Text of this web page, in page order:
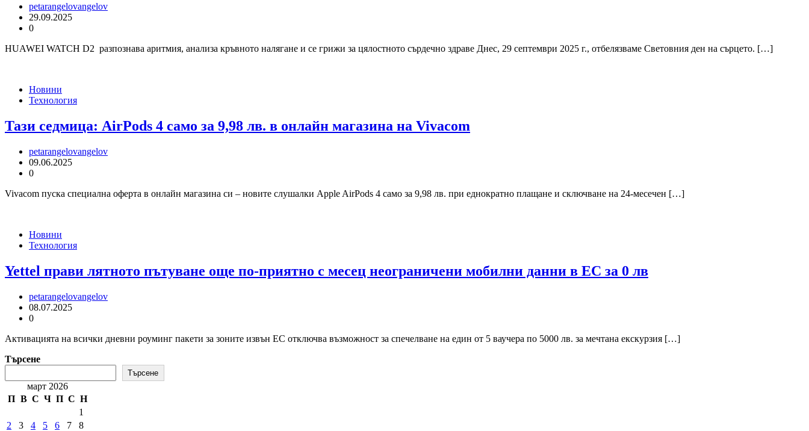
petarangelovangelov
29.09.2025
0
HUAWEI WATCH D2 разпознава аритмия, анализа кръвното налягане и се грижи за цялостното сърдечно здраве Днес, 29 септември 2025 г., отбелязваме Световния ден на сърцето. […]
Новини
Технология
Тази седмица: AirPods 4 само за 9,98 лв. в онлайн магазина на Vivacom
petarangelovangelov
09.06.2025
0
Vivacom пуска специална оферта в онлайн магазина си – новите слушалки Apple AirPods 4 само за 9,98 лв. при еднократно плащане и сключване на 24-месечен […]
Новини
Технология
Yettel прави лятното пътуване още по-приятно с месец неограничени мобилни данни в ЕС за 0 лв
petarangelovangelov
08.07.2025
0
Активацията на всички дневни роуминг пакети за зоните извън ЕС отключва възможност за спечелване на един от 5 ваучера по 5000 лв. за мечтана екскурзия […]
Търсене
Търсене
март 2026
П В С Ч П С Н
1
2
3 4 5 6 7 8